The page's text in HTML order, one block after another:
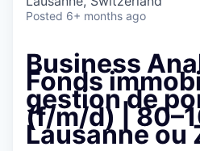
Posted 6+ months ago
Business
Fonds
gestion de
(f/m/d) |
Lausanne ou